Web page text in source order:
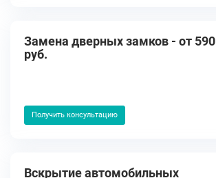
Замена дверных замков - от 590
руб.
Получить консультацию
Вскрытие автомобильных